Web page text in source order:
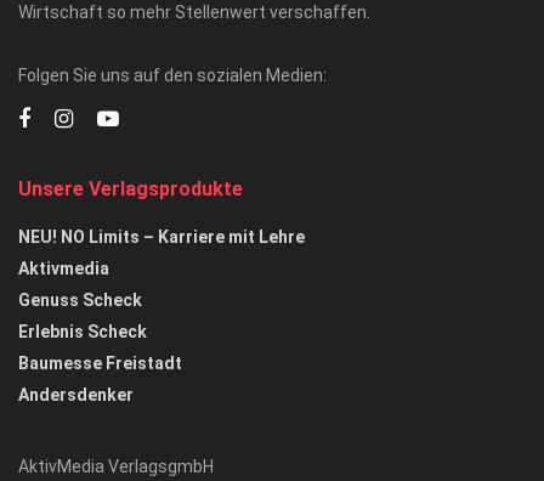
Wirtschaft so mehr Stellenwert verschaffen.
Folgen Sie uns auf den sozialen Medien:
Unsere Verlagsprodukte
NEU! NO Limits – Karriere mit Lehre
Aktivmedia
Genuss Scheck
Erlebnis Scheck
Baumesse Freistadt
Andersdenker
AktivMedia VerlagsgmbH